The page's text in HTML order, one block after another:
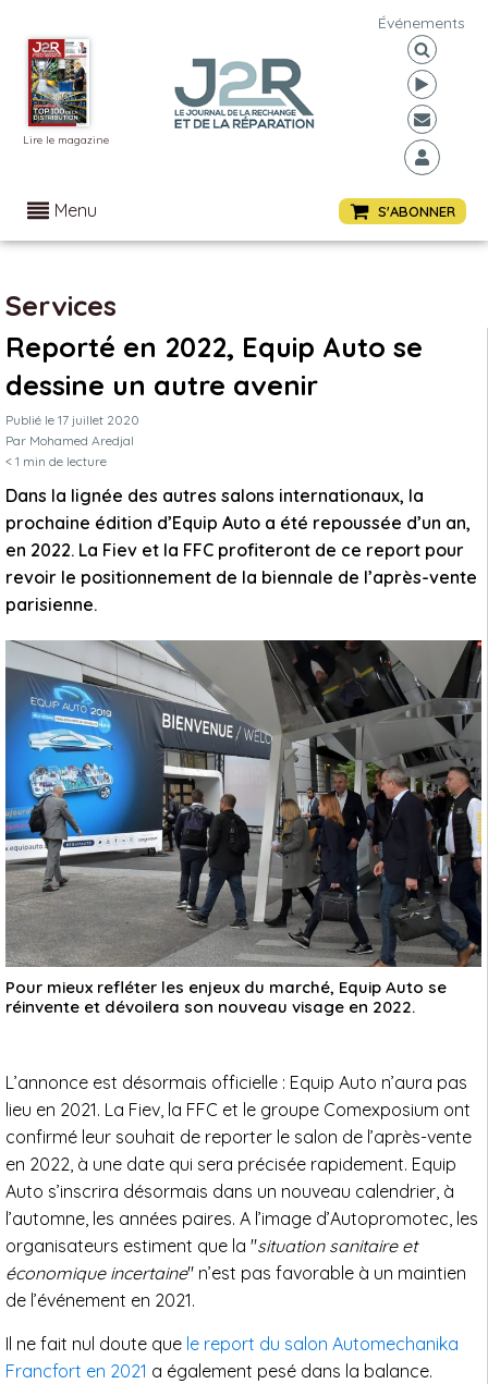
Lire le magazine
Événements
Menu S'ABONNER
Services
Reporté en 2022, Equip Auto se
dessine un autre avenir
Publié le 17 juillet 2020
Par Mohamed Aredjal
< 1 min de lecture
Dans la lignée des autres salons internationaux, la
prochaine édition d’Equip Auto a été repoussée d’un an,
en 2022. La Fiev et la FFC profiteront de ce report pour
revoir le positionnement de la biennale de l’après-vente
parisienne.
Pour mieux refléter les enjeux du marché, Equip Auto se
réinvente et dévoilera son nouveau visage en 2022.
L’annonce est désormais officielle : Equip Auto n’aura pas
lieu en 2021. La Fiev, la FFC et le groupe Comexposium ont
confirmé leur souhait de reporter le salon de l’après-vente
en 2022, à une date qui sera précisée rapidement. Equip
Auto s’inscrira désormais dans un nouveau calendrier, à
l’automne, les années paires. A l’image d’Autopromotec, les
organisateurs estiment que la "situation sanitaire et
économique incertaine" n’est pas favorable à un maintien
de l’événement en 2021.
Il ne fait nul doute que le report du salon Automechanika
Francfort en 2021 a également pesé dans la balance.